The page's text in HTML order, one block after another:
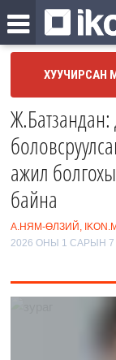
ХУУЧИРСАН
ажил
байна
А.НЯМ-ӨЛЗИЙ,
2026 ОНЫ 1 САРЫН 7